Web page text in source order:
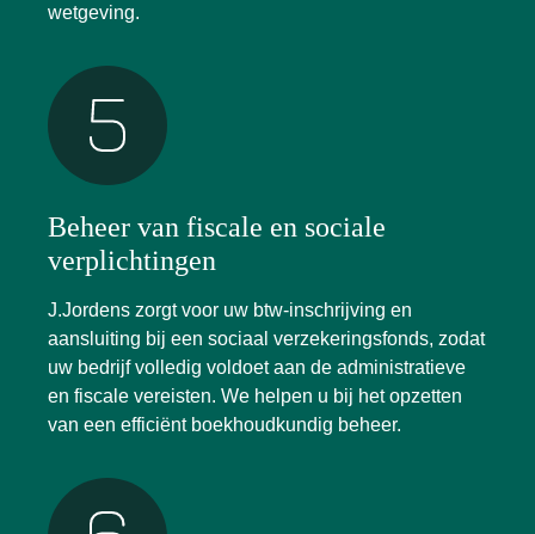
wetgeving.
Beheer van fiscale en sociale
verplichtingen
J.Jordens zorgt voor uw btw-inschrijving en
aansluiting bij een sociaal verzekeringsfonds, zodat
uw bedrijf volledig voldoet aan de administratieve
en fiscale vereisten. We helpen u bij het opzetten
van een efficiënt boekhoudkundig beheer.